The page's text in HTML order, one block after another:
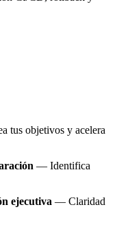
tus objetivos y acelera
— Identifica
ejecutiva — Claridad